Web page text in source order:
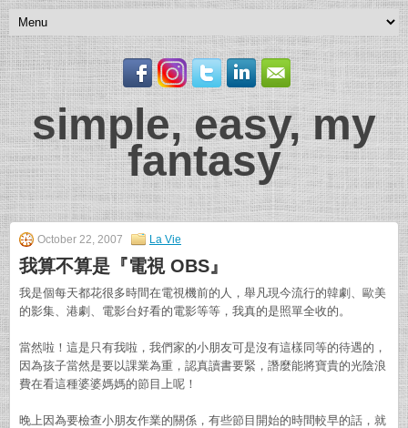
simple, easy, my
fantasy
October 22, 2007 La Vie
我算不算是『電視 OBS』
我是個每天都花很多時間在電視機前的人，舉凡現今流行的韓劇、歐美
的影集、港劇、電影台好看的電影等等，我真的是照單全收的。
當然啦！這是只有我啦，我們家的小朋友可是沒有這樣同等的待遇的，
因為孩子當然是要以課業為重，認真讀書要緊，譖麼能將寶貴的光陰浪
費在看這種婆婆媽媽的節目上呢！
晚上因為要檢查小朋友作業的關係，有些節目開始的時間較早的話，就